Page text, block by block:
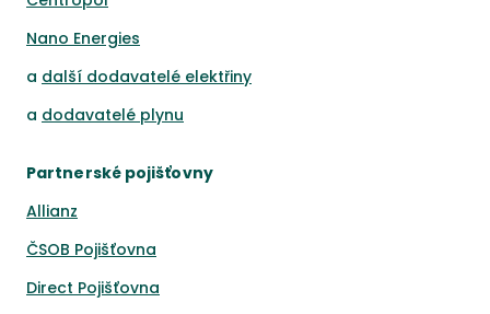
Nano Energies
a další dodavatelé elektřiny
a dodavatelé plynu
Partnerské pojišťovny
Allianz
ČSOB Pojišťovna
Direct Pojišťovna